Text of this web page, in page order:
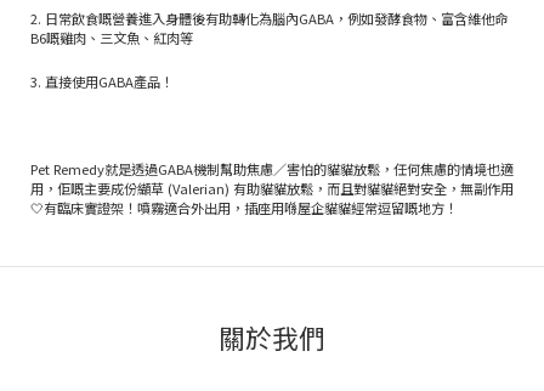
2. 日常飲食嘅營養進入身體後有助轉化為腦內GABA，例如發酵食物、富含維他命
B6嘅雞肉、三文魚、紅肉等
3. 直接使用GABA產品！
Pet Remedy就是透過GABA機制幫助焦慮／害怕的貓貓放鬆，任何焦慮的情境也適
用，佢嘅主要成份纈草 (Valerian) 有助貓貓放鬆，而且對貓貓絕對安全，無副作用
🤍有臨床實證架！噴霧適合外出用，插座用喺屋企貓貓經常逗留嘅地方！
關於我們